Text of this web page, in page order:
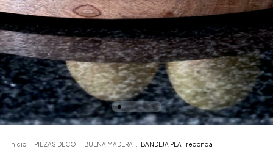
Inicio PIEZAS DECO BUENA MADERA BANDEJA PLAT redonda